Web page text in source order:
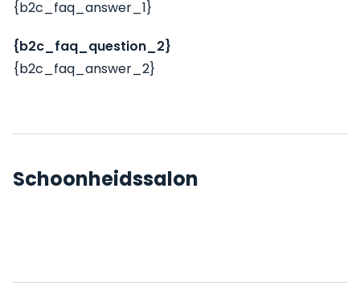
{b2c_faq_answer_1}
{b2c_faq_question_2}
{b2c_faq_answer_2}
Schoonheidssalon